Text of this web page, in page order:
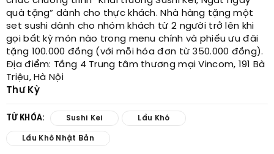
quà tặng” dành cho thực khách. Nhà hàng tặng một
set sushi dành cho nhóm khách từ 2 người trở lên khi
gọi bất kỳ món nào trong menu chính và phiếu ưu đãi
tặng 100.000 đồng (với mỗi hóa đơn từ 350.000 đồng).
Địa điểm: Tầng 4 Trung tâm thương mại Vincom, 191 Bà
Triệu, Hà Nội
Thư Kỳ
TỪ KHÓA: Sushi Kei Lẩu Khô
Lẩu Khô Nhật Bản